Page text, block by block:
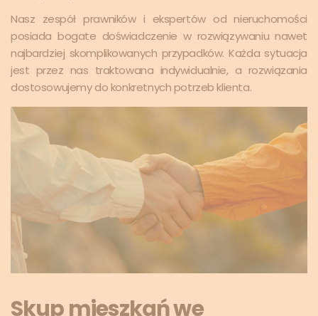
Nasz zespół prawników i ekspertów od nieruchomości
posiada bogate doświadczenie w rozwiązywaniu nawet
najbardziej skomplikowanych przypadków. Każda sytuacja
jest przez nas traktowana indywidualnie, a rozwiązania
dostosowujemy do konkretnych potrzeb klienta.
Skup mieszkań we